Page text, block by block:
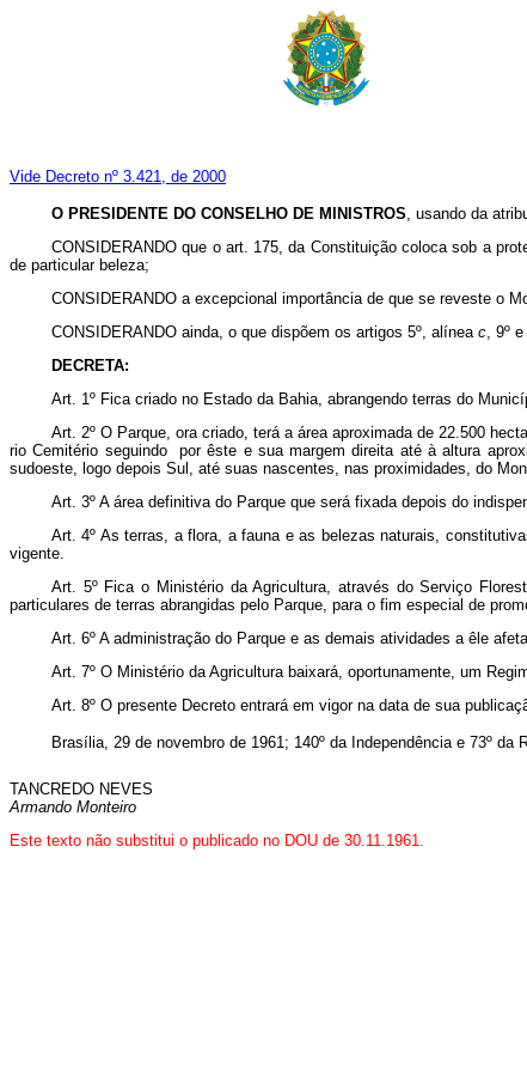
Vide Decreto nº 3.421, de 2000
O PRESIDENTE DO CONSELHO DE MINISTROS, usando da
CONSIDERANDO que o art. 175, da Constituição coloca sob a
de particular beleza;
CONSIDERANDO a excepcional importância de que se reveste o
CONSIDERANDO ainda, o que dispõem os artigos 5º, alínea c, 9º
DECRETA:
Art. 1º Fica criado no Estado da Bahia, abrangendo terras do
Art. 2º O Parque, ora criado, terá a área aproximada de 22.500
rio Cemitério seguindo por êste e sua margem direita até à altura
sudoeste, logo depois Sul, até suas nascentes, nas proximidades, do
Art. 3º A área definitiva do Parque que será fixada depois do
Art. 4º As terras, a flora, a fauna e as belezas naturais,
vigente.
Art. 5º Fica o Ministério da Agricultura, através do Serviço
particulares de terras abrangidas pelo Parque, para o fim especial de
Art. 6º A administração do Parque e as demais atividades a êle
Art. 7º O Ministério da Agricultura baixará, oportunamente, um
Art. 8º O presente Decreto entrará em vigor na data de sua
Brasília, 29 de novembro de 1961; 140º da Independência e 73º da
TANCREDO NEVES
Armando Monteiro
Este texto não substitui o publicado no DOU de 30.11.1961.